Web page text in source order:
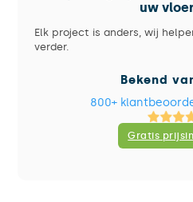
uw
Elk project is anders, wij
verder.
Bekend
800+
Gratis